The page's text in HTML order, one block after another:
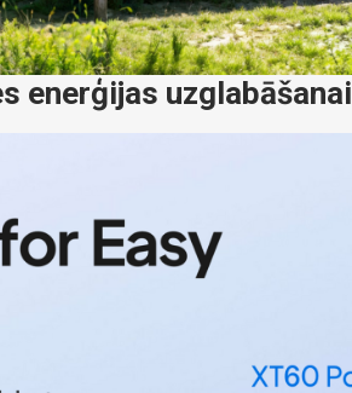
enerģijas uzglabāšanai